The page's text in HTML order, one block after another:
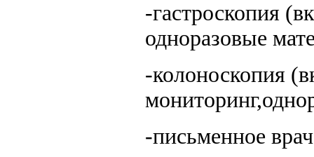
-гастроскопия
одноразовые
-колоноскопия
-письменное